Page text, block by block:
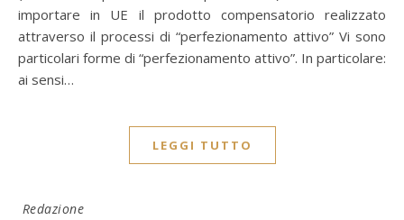
importare in UE il prodotto compensatorio realizzato
attraverso il processi di “perfezionamento attivo” Vi sono
particolari forme di “perfezionamento attivo”. In particolare:
ai sensi…
LEGGI TUTTO
Redazione